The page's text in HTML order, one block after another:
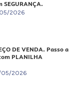
SEGURANÇA.
2026
DE VENDA. Passo a
PLANILHA
2026